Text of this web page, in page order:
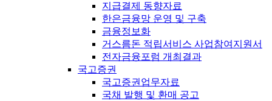
지급결제 동향자료
한은금융망 운영 및 구축
금융정보화
거스름돈 적립서비스 사업참여지원서
전자금융포럼 개최결과
국고증권
국고증권업무자료
국채 발행 및 환매 공고